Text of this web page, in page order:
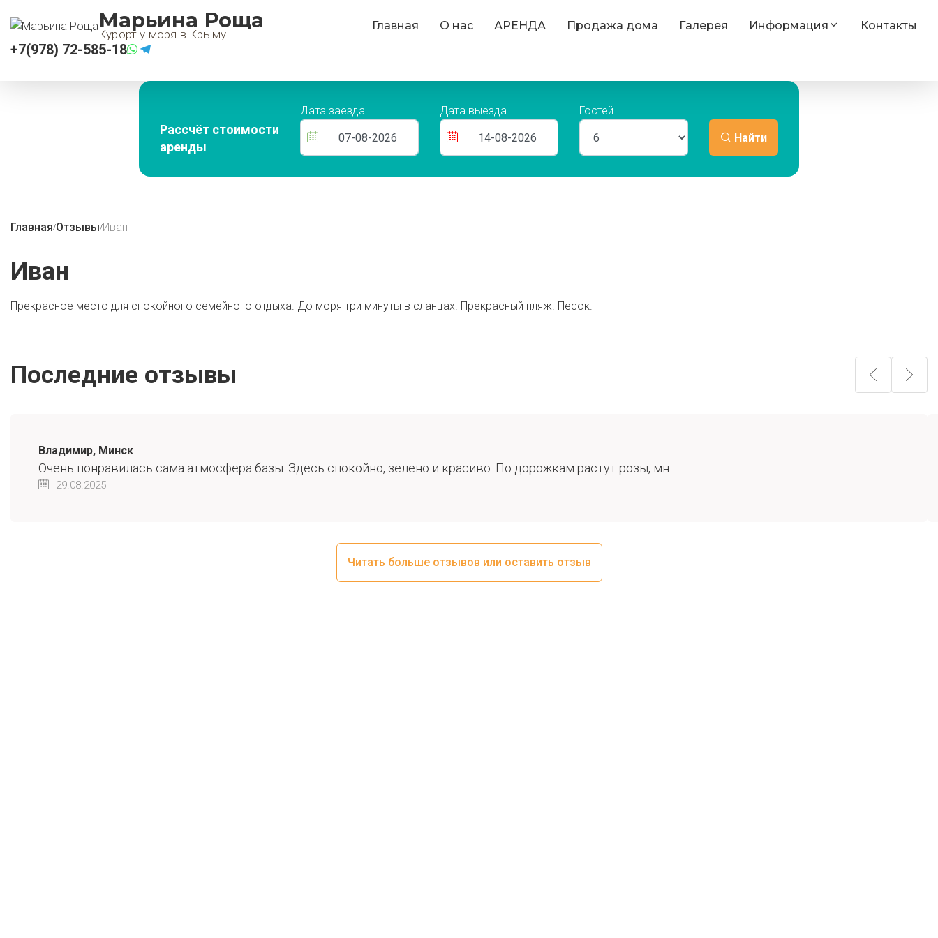
Марьина Роща
Курорт у моря в Крыму
Главная О нас АРЕНДА Продажа дома Галерея Информация Контакты
+7(978) 72-585-18
Рассчёт стоимости
аренды
Дата заезда Дата выезда Гостей
Найти
Главная/Отзывы/Иван
Иван
Прекрасное место для спокойного семейного отдыха. До моря три минуты в сланцах. Прекрасный пляж. Песок.
Последние отзывы
Владимир, Минск
Очень понравилась сама атмосфера базы. Здесь спокойно, зелено и красиво. По дорожкам растут розы, мн...
29.08.2025
Читать больше отзывов или оставить отзыв